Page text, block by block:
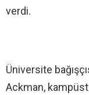
verdi.
Üniversite
Ackman,